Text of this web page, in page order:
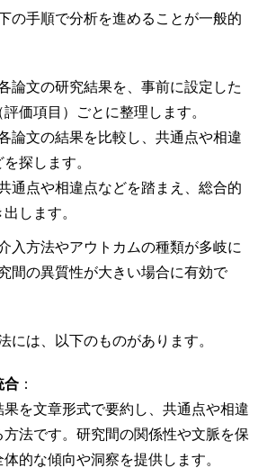
の手順で分析を進めることが一般的
論文の研究結果を、事前に設定した
価項目）ごとに整理します。
論文の結果を比較し、共通点や相違
探します。
通点や相違点などを踏まえ、総合的
します。
入方法やアウトカムの種類が多岐に
間の異質性が大きい場合に有効で
には、以下のものがあります。
合 ：
を文章形式で要約し、共通点や相違
方法です。研究間の関係性や文脈を保
的な傾向や洞察を提供します。